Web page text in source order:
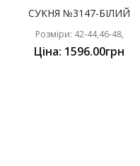
СУКНЯ №3147-БІЛИЙ
Розміри: 42-44,46-48,
Ціна: 1596.00грн